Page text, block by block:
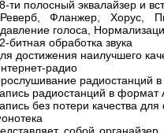
ти полосный эквалайзер и
Фланжер, Хорус,
голоса,
битная обработка звука
достижения наилучшего
радио
радиостанций
радиостанций в формат
без потери качества